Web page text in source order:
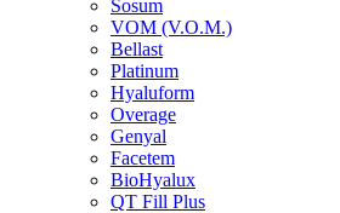
Sosum
VOM (V.O.M.)
Bellast
Platinum
Hyaluform
Overage
Genyal
Facetem
BioHyalux
QT Fill Plus